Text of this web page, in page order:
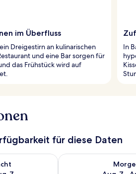
im Überfluss
Dreigestirn an kulinarischen
und eine Bar sorgen für
das Frühstück wird auf
In
für diese Daten
für heute Nacht, Aug. 6 - Aug. 7.
Überprüfe die